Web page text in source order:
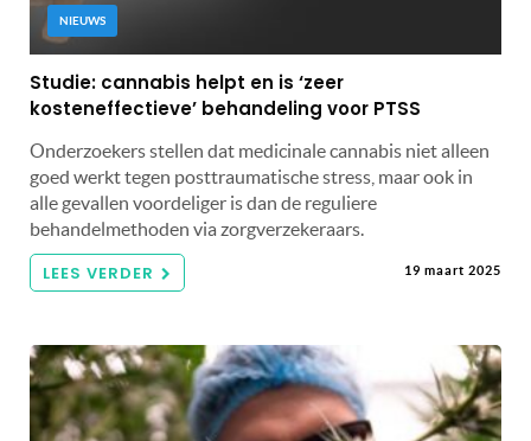
NIEUWS
Studie: cannabis helpt en is ‘zeer
kosteneffectieve’ behandeling voor PTSS
Onderzoekers stellen dat medicinale cannabis niet alleen
goed werkt tegen posttraumatische stress, maar ook in
alle gevallen voordeliger is dan de reguliere
behandelmethoden via zorgverzekeraars.
LEES VERDER 19 maart 2025